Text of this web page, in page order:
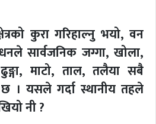
कुरा गरिहाल्नु भयो, वन
सार्वजनिक जग्गा, खोला,
माटो, ताल, तलैया सबै
छ । यसले गर्दा स्थानीय तहले
नी ?